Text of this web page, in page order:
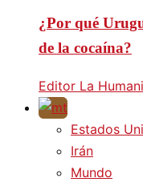
¿Por qué
de la cocaína?
Editor La
Estados
Irán
Mundo